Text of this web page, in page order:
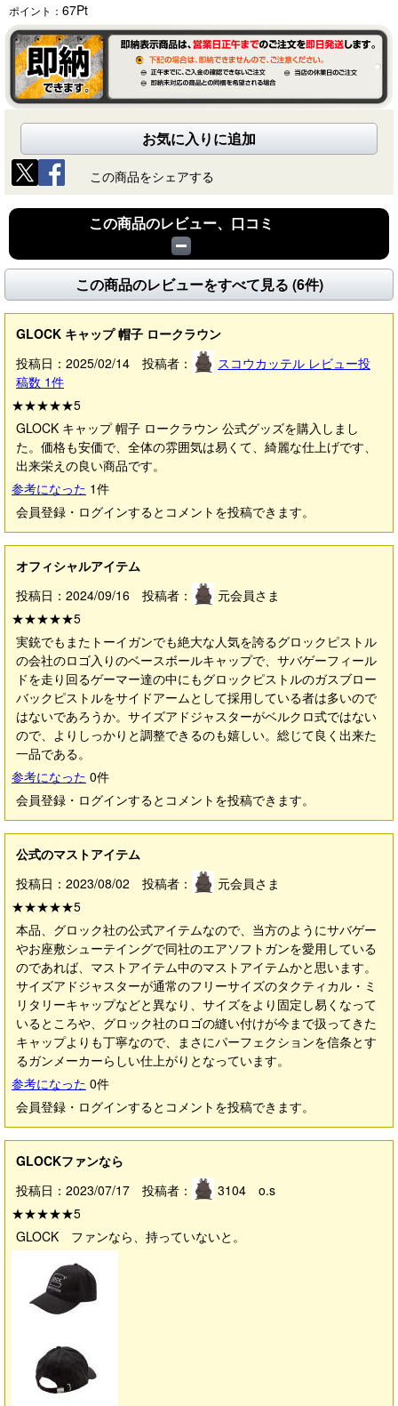
ポイント： 67Pt
お気に入りに追加
この商品をシェアする
この商品のレビュー、口コミ
この商品のレビューをすべて見る (6件)
GLOCK キャップ 帽子 ロークラウン
投稿日：2025/02/14 投稿者：
スコウカッテル レビュー投
稿数 1件
★★★★★5
GLOCK キャップ 帽子 ロークラウン 公式グッズを購入しまし
た。価格も安価で、全体の雰囲気は易くて、綺麗な仕上げです、
出来栄えの良い商品です。
参考になった 1件
会員登録・ログインするとコメントを投稿できます。
オフィシャルアイテム
投稿日：2024/09/16 投稿者：
元会員さま
★★★★★5
実銃でもまたトーイガンでも絶大な人気を誇るグロックピストル
の会社のロゴ入りのベースボールキャップで、サバゲーフィール
ドを走り回るゲーマー達の中にもグロックピストルのガスブロー
バックピストルをサイドアームとして採用している者は多いので
はないであろうか。サイズアドジャスターがベルクロ式ではない
ので、よりしっかりと調整できるのも嬉しい。総じて良く出来た
一品である。
参考になった 0件
会員登録・ログインするとコメントを投稿できます。
公式のマストアイテム
投稿日：2023/08/02 投稿者：
元会員さま
★★★★★5
本品、グロック社の公式アイテムなので、当方のようにサバゲー
やお座敷シューテイングで同社のエアソフトガンを愛用している
のであれば、マストアイテム中のマストアイテムかと思います。
サイズアドジャスターが通常のフリーサイズのタクティカル・ミ
リタリーキャップなどと異なり、サイズをより固定し易くなって
いるところや、グロック社のロゴの縫い付けが今まで扱ってきた
キャップよりも丁寧なので、まさにパーフェクションを信条とす
るガンメーカーらしい仕上がりとなっています。
参考になった 0件
会員登録・ログインするとコメントを投稿できます。
GLOCKファンなら
投稿日：2023/07/17 投稿者：
3104 o.s
★★★★★5
GLOCK ファンなら、持っていないと。